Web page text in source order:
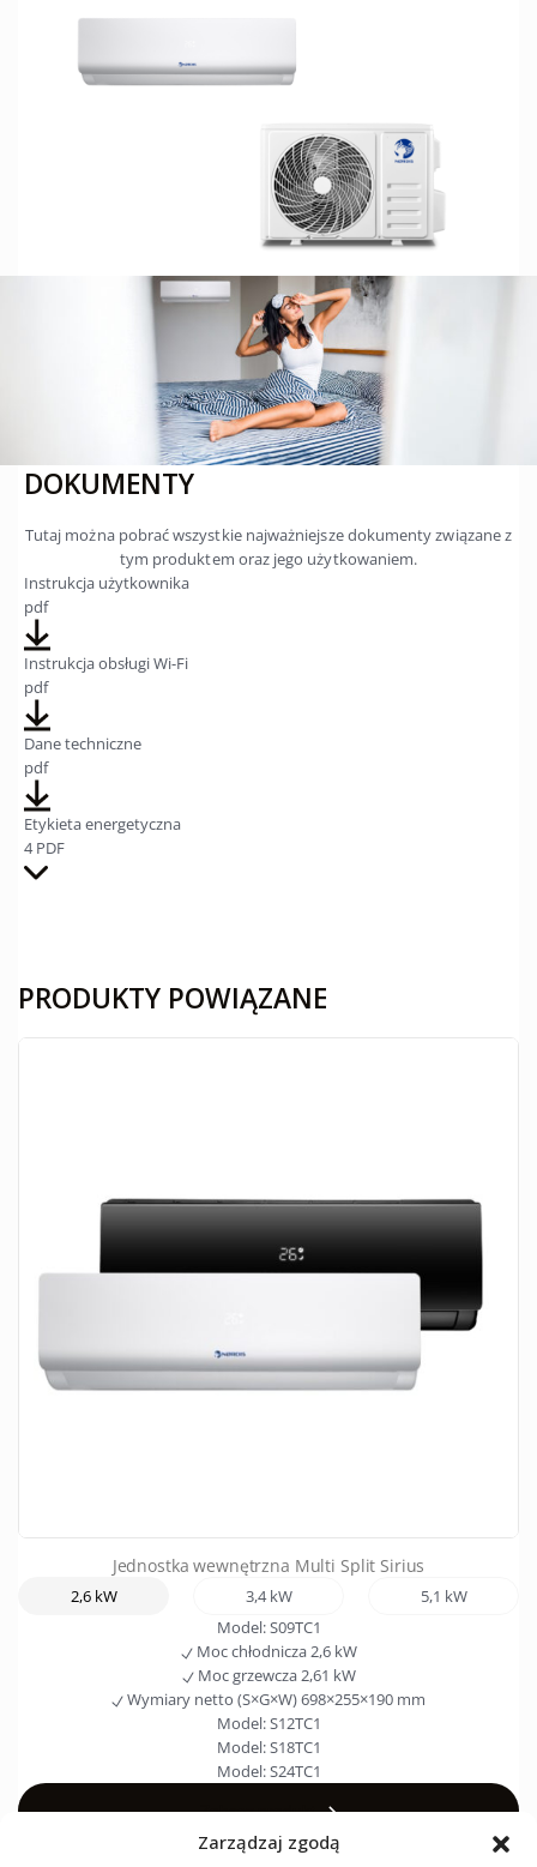
Zarządzaj zgodą
DOKUMENTY
Tutaj można pobrać wszystkie najważniejsze dokumenty związane z
tym produktem oraz jego użytkowaniem.
Instrukcja użytkownika
pdf
Instrukcja obsługi Wi-Fi
pdf
Dane techniczne
pdf
Etykieta energetyczna
4 PDF
PRODUKTY POWIĄZANE
Jednostka wewnętrzna Multi Split Sirius
2,6 kW 3,4 kW
5,1 kW
Model:S09TC1
Moc chłodnicza2,6 kW
Moc grzewcza2,61 kW
Wymiary netto (S×G×W)698×255×190 mm
Model:S12TC1
Model:S18TC1
Model:S24TC1
Zobacz produkt